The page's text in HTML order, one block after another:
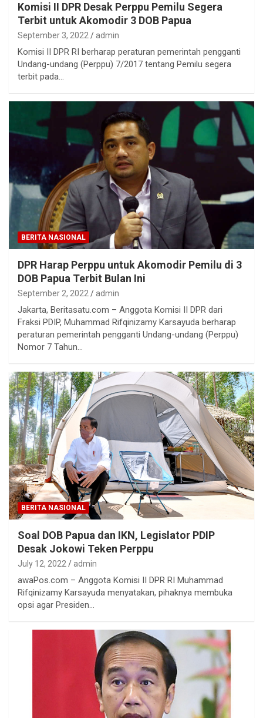
Komisi II DPR Desak Perppu Pemilu Segera
Terbit untuk Akomodir 3 DOB Papua
September 3, 2022 admin
Komisi II DPR RI berharap peraturan pemerintah pengganti
Undang-undang (Perppu) 7/2017 tentang Pemilu segera
terbit pada…
BERITA NASIONAL
DPR Harap Perppu untuk Akomodir Pemilu di 3
DOB Papua Terbit Bulan Ini
September 2, 2022 admin
Jakarta, Beritasatu.com – Anggota Komisi II DPR dari
Fraksi PDIP, Muhammad Rifqinizamy Karsayuda berharap
peraturan pemerintah pengganti Undang-undang (Perppu)
Nomor 7 Tahun…
BERITA NASIONAL
Soal DOB Papua dan IKN, Legislator PDIP
Desak Jokowi Teken Perppu
July 12, 2022 admin
awaPos.com – Anggota Komisi II DPR RI Muhammad
Rifqinizamy Karsayuda menyatakan, pihaknya membuka
opsi agar Presiden…